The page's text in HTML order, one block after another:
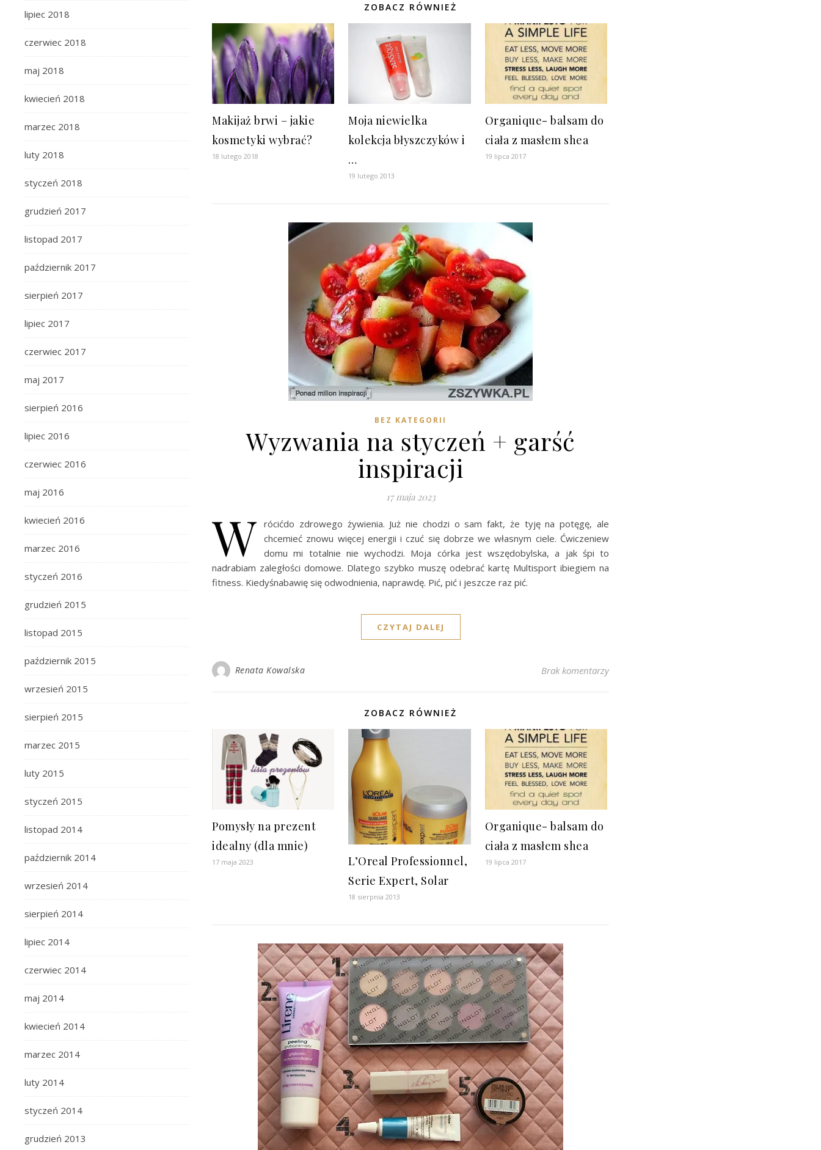
lipiec 2018
czerwiec 2018
maj 2018
kwiecień 2018
marzec 2018
luty 2018
styczeń 2018
grudzień 2017
listopad 2017
październik 2017
sierpień 2017
lipiec 2017
czerwiec 2017
maj 2017
sierpień 2016
lipiec 2016
czerwiec 2016
maj 2016
kwiecień 2016
marzec 2016
styczeń 2016
grudzień 2015
listopad 2015
październik 2015
wrzesień 2015
sierpień 2015
marzec 2015
luty 2015
styczeń 2015
listopad 2014
październik 2014
wrzesień 2014
sierpień 2014
lipiec 2014
czerwiec 2014
maj 2014
kwiecień 2014
marzec 2014
luty 2014
styczeń 2014
grudzień 2013
ZOBACZ RÓWNIEŻ
Makijaż brwi – jakie
kosmetyki wybrać?
18 lutego 2018
Moja niewielka
kolekcja błyszczyków i
…
19 lutego 2013
Organique- balsam do
ciała z masłem shea
19 lipca 2017
BEZ KATEGORII
Wyzwania na styczeń + garść
inspiracji
17 maja 2023
W rócićdo zdrowego żywienia. Już nie chodzi o sam fakt, że tyję na potęgę, ale
chcemieć znowu więcej energii i czuć się dobrze we własnym ciele. Ćwiczeniew
domu mi totalnie nie wychodzi. Moja córka jest wszędobylska, a jak śpi to
nadrabiam zaległości domowe. Dlatego szybko muszę odebrać kartę Multisport ibiegiem na
fitness. Kiedyśnabawię się odwodnienia, naprawdę. Pić, pić i jeszcze raz pić.
CZYTAJ DALEJ
Renata Kowalska Brak komentarzy
ZOBACZ RÓWNIEŻ
Pomysły na prezent
idealny (dla mnie)
17 maja 2023
L’Oreal Professionnel,
Serie Expert, Solar
18 sierpnia 2013
Organique- balsam do
ciała z masłem shea
19 lipca 2017